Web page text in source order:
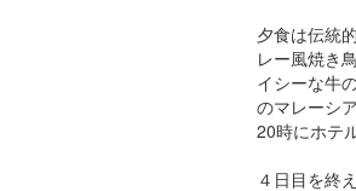
夕食は伝統
レー風焼き
イシーな牛
のマレーシ
20時にホテ
４日目を終